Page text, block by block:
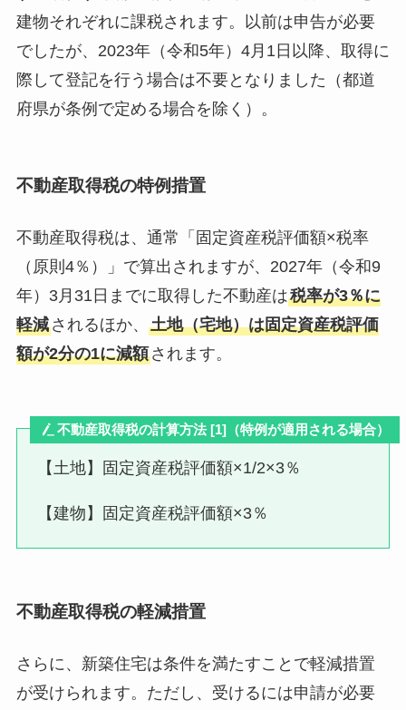
建物それぞれに課税されます。以前は申告が必要
でしたが、2023年（令和5年）4月1日以降、取得に
際して登記を行う場合は不要となりました（都道
府県が条例で定める場合を除く）。
不動産取得税の特例措置
不動産取得税は、通常「固定資産税評価額×税率
（原則4％）」で算出されますが、2027年（令和9
年）3月31日までに取得した不動産は税率が3％に
軽減されるほか、 土地（宅地）は固定資産税評価
額が2分の1に減額されます。
不動産取得税の計算方法 [1]（特例が適用される場合）
【土地】固定資産税評価額×1/2×3％
【建物】固定資産税評価額×3％
不動産取得税の軽減措置
さらに、新築住宅は条件を満たすことで軽減措置
が受けられます。ただし、受けるには申請が必要